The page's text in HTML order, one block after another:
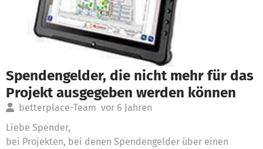
Spendengelder, die nicht mehr für das
Projekt ausgegeben werden können
betterplace-Team vor 6 Jahren
Liebe Spender,
bei Projekten, bei denen Spendengelder über einen